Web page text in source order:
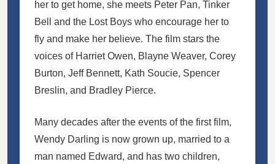
her to get home, she meets Peter Pan, Tinker
Bell and the Lost Boys who encourage her to
fly and make her believe. The film stars the
voices of Harriet Owen, Blayne Weaver, Corey
Burton, Jeff Bennett, Kath Soucie, Spencer
Breslin, and Bradley Pierce.
Many decades after the events of the first film,
Wendy Darling is now grown up, married to a
man named Edward, and has two children,